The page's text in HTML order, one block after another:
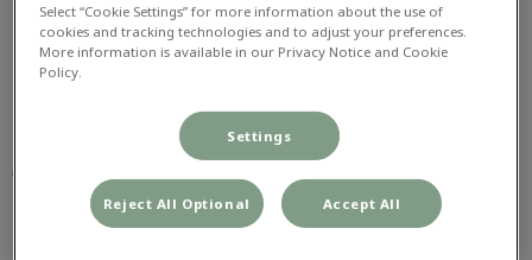
De pagina die u zoekt is niet gevonden. Gebruik het
menu om naar een andere pagina te gaan of neem
contact op met de betreffende praktijk.
Select “Cookie Settings” for more information about the use of
cookies and tracking technologies and to adjust your preferences.
More information is available in our Privacy Notice and Cookie
Policy.
Settings
Reject All Optional Accept All